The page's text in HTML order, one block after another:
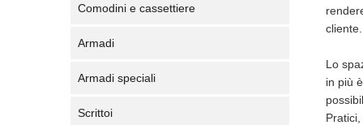
Comodini e cassettiere
Armadi
Armadi speciali
Scrittoi
cliente.
Lo
in più